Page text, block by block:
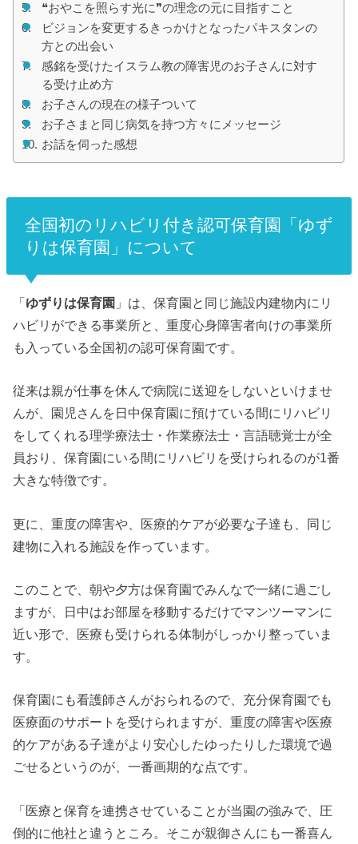
❝おやこを照らす光に❞の理念の元に目指すこと
ビジョンを変更するきっかけとなったパキスタンの
方との出会い
感銘を受けたイスラム教の障害児のお子さんに対す
る受け止め方
お子さんの現在の様子ついて
お子さまと同じ病気を持つ方々にメッセージ
お話を伺った感想
全国初のリハビリ付き認可保育園「ゆず
りは保育園」について
「ゆずりは保育園 」は、保育園と同じ施設内建物内にリ
ハビリができる事業所と、重度心身障害者向けの事業所
も入っている全国初の認可保育園です。
従来は親が仕事を休んで病院に送迎をしないといけませ
んが、園児さんを日中保育園に預けている間にリハビリ
をしてくれる理学療法士・作業療法士・言語聴覚士が全
員おり、保育園にいる間にリハビリを受けられるのが1番
大きな特徴です。
更に、重度の障害や、医療的ケアが必要な子達も、同じ
建物に入れる施設を作っています。
このことで、朝や夕方は保育園でみんなで一緒に過ごし
ますが、日中はお部屋を移動するだけでマンツーマンに
近い形で、医療も受けられる体制がしっかり整っていま
す。
保育園にも看護師さんがおられるので、充分保育園でも
医療面のサポートを受けられますが、重度の障害や医療
的ケアがある子達がより安心したゆったりした環境で過
ごせるというのが、一番画期的な点です。
「医療と保育を連携させていることが当園の強みで、圧
倒的に他社と違うところ。そこが親御さんにも一番喜ん